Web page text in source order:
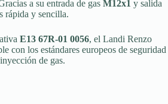
a su entrada de gas M12x1 y salida
rápida y sencilla.
E13 67R-01 0056, el Landi Renzo
con los estándares europeos de seguridad
de gas.